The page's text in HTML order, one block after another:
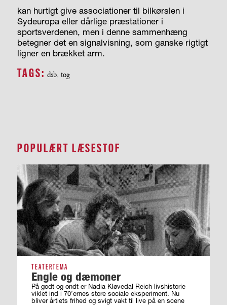
kan hurtigt give associationer til bilkørslen i
Sydeuropa eller dårlige præstationer i
sportsverdenen, men i denne sammenhæng
betegner det en signalvisning, som ganske rigtigt
ligner en brækket arm.
TAGS: dsb, tog
POPULÆRT LÆSESTOF
TEATERTEMA
Engle og dæmoner
På godt og ondt er Nadia Kløvedal Reich livshistorie
viklet ind i 70’ernes store sociale eksperiment. Nu
bliver årtiets frihed og svigt vakt til live på en scene